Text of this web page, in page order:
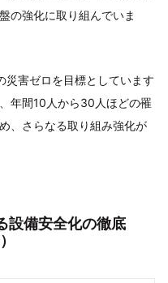
の強化に取り組んでいま
災害ゼロを目標としています
年間10人から30人ほどの罹
、さらなる取り組み強化が
設備安全化の徹底